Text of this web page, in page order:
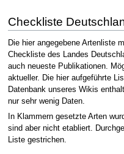
Navigation
springen
Suche
springen
Checkliste
Die hier angegebene Artenliste
Checkliste des Landes
auch neueste Publikationen.
aktueller. Die hier aufgeführte
Datenbank unseres Wikis
nur sehr wenig Daten.
In Klammern gesetzte Arten
sind aber nicht etabliert.
Liste gestrichen.